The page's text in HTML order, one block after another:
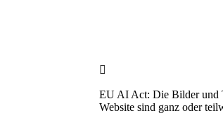

EU AI Act: Die Bilder und
Website sind ganz oder